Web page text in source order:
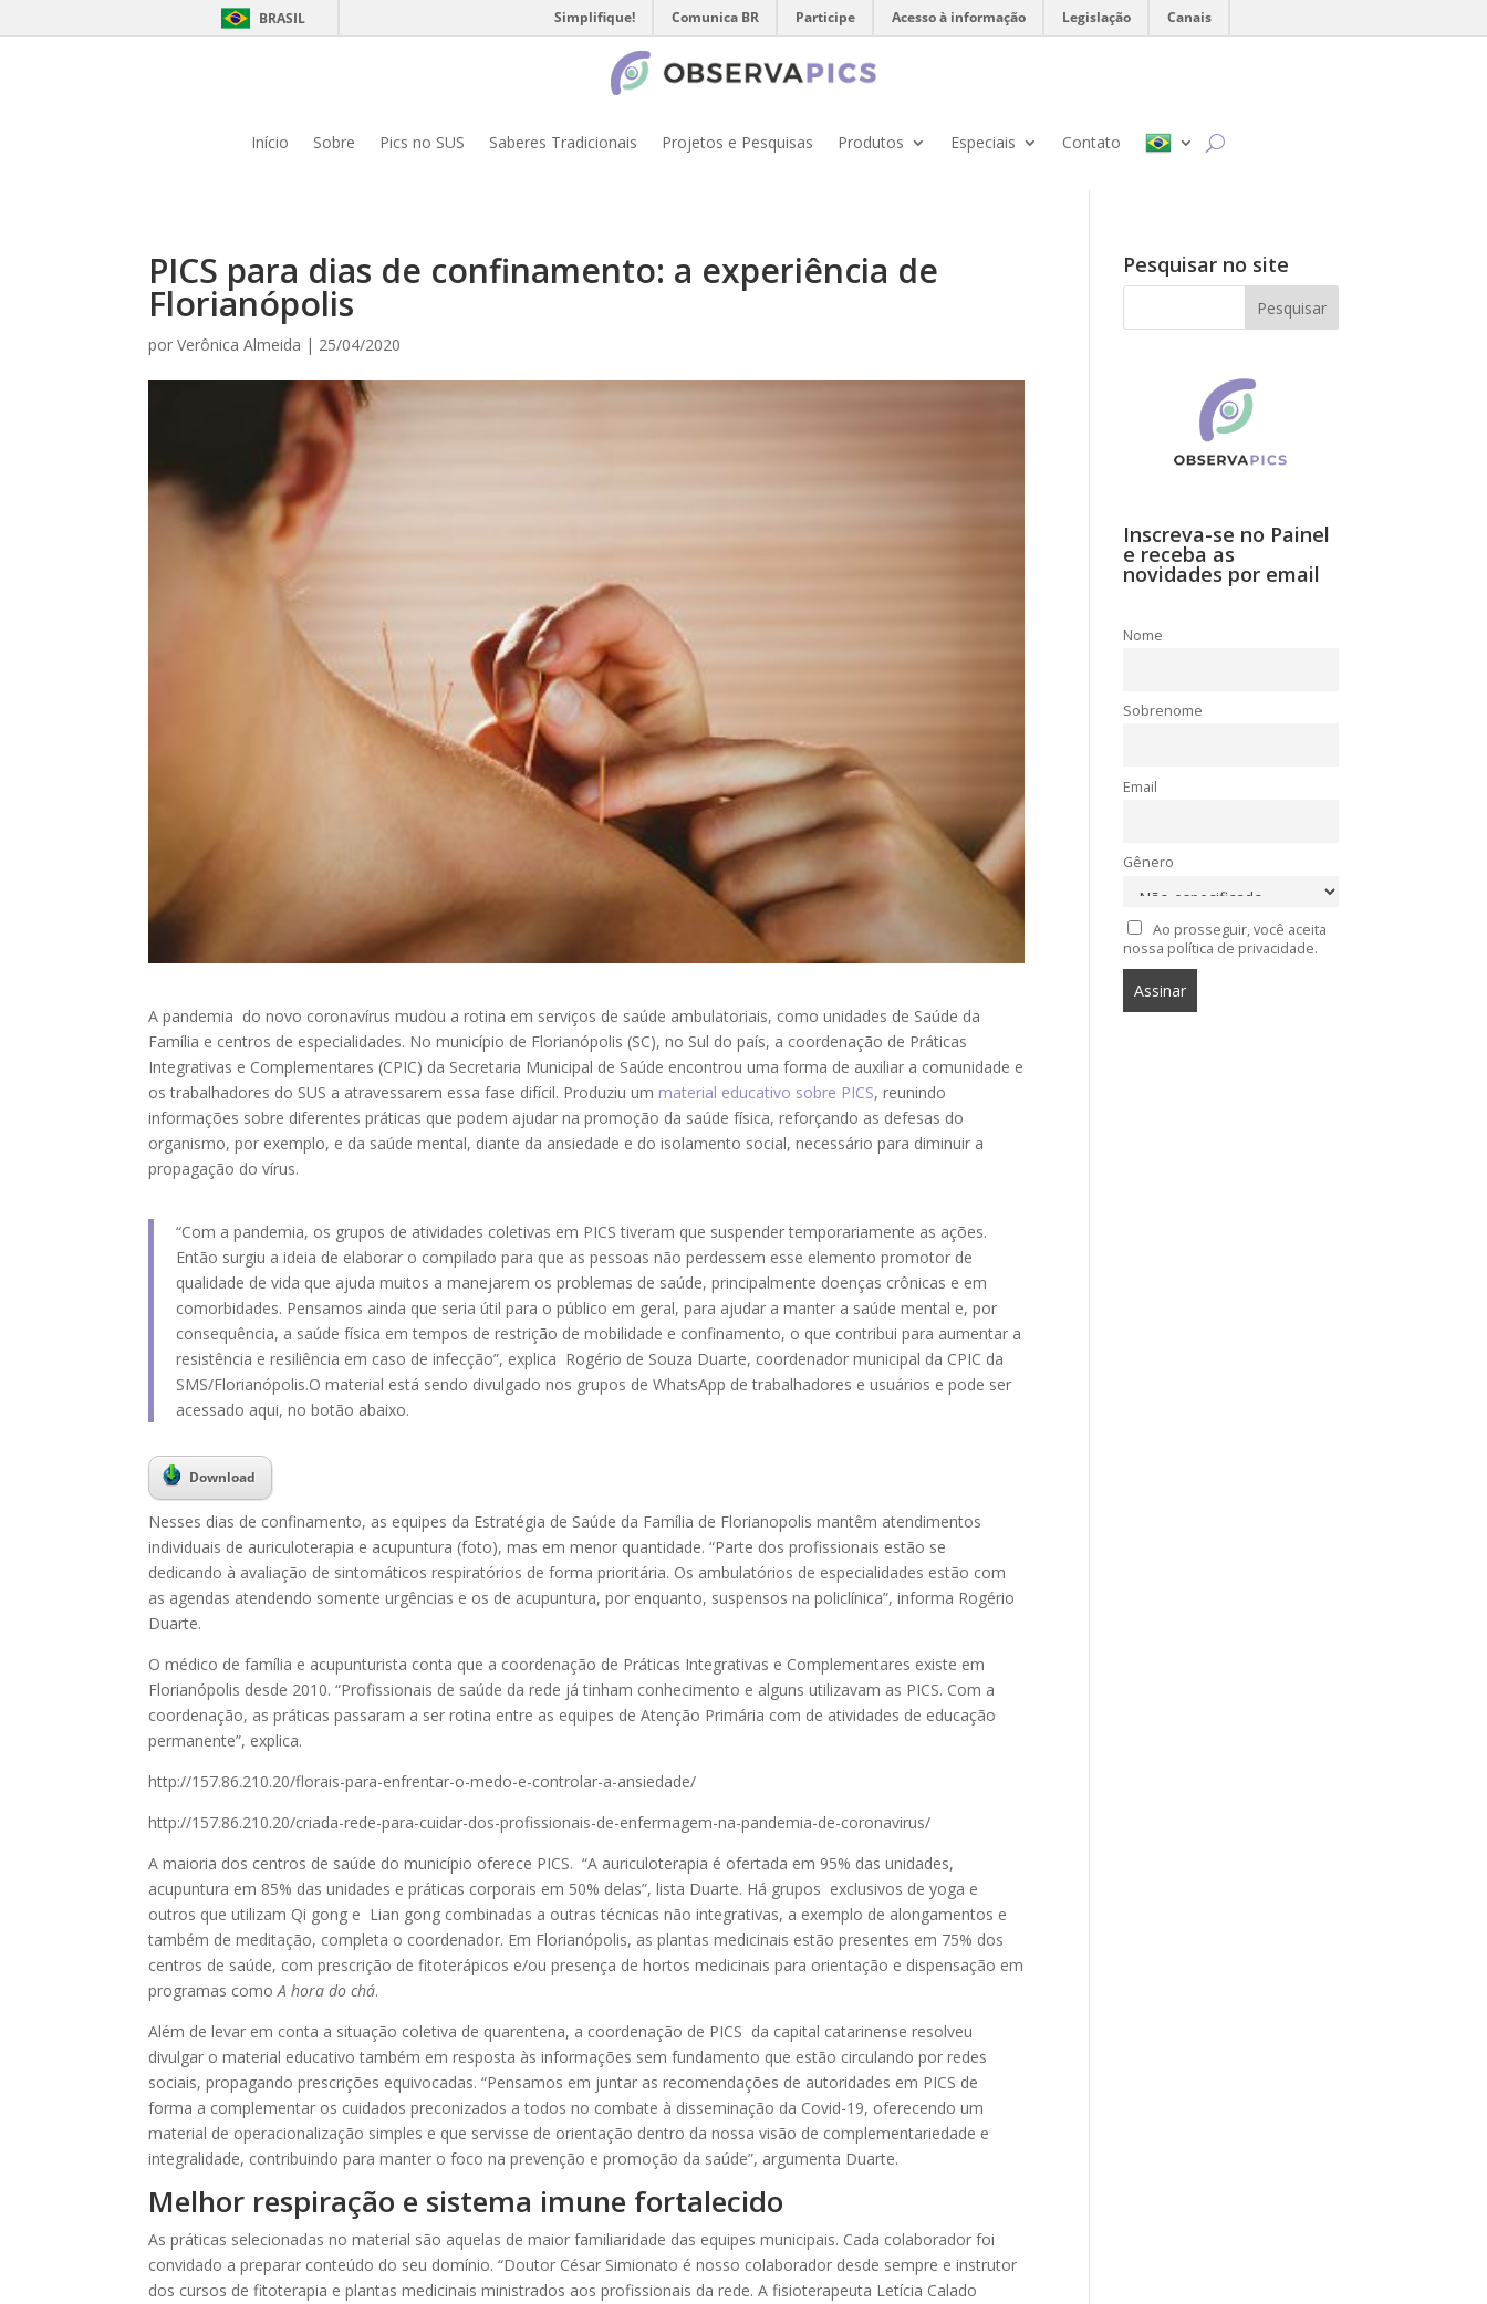
BRASIL Simplifique! Comunica BR Participe Acesso à informação Legislação Canais
Início Sobre Pics no SUS Saberes Tradicionais Projetos e Pesquisas Produtos Especiais Contato
PICS para dias de confinamento: a experiência de
Florianópolis
porVerônica Almeida | 25/04/2020
A pandemia do novo coronavírus mudou a rotina em serviços de saúde ambulatoriais, como unidades de Saúde da
Família e centros de especialidades. No município de Florianópolis (SC), no Sul do país, a coordenação de Práticas
Integrativas e Complementares (CPIC) da Secretaria Municipal de Saúde encontrou uma forma de auxiliar a comunidade e
os trabalhadores do SUS a atravessarem essa fase difícil. Produziu um material educativo sobre PICS, reunindo
informações sobre diferentes práticas que podem ajudar na promoção da saúde física, reforçando as defesas do
organismo, por exemplo, e da saúde mental, diante da ansiedade e do isolamento social, necessário para diminuir a
propagação do vírus.
“Com a pandemia, os grupos de atividades coletivas em PICS tiveram que suspender temporariamente as ações.
Então surgiu a ideia de elaborar o compilado para que as pessoas não perdessem esse elemento promotor de
qualidade de vida que ajuda muitos a manejarem os problemas de saúde, principalmente doenças crônicas e em
comorbidades. Pensamos ainda que seria útil para o público em geral, para ajudar a manter a saúde mental e, por
consequência, a saúde física em tempos de restrição de mobilidade e confinamento, o que contribui para aumentar a
resistência e resiliência em caso de infecção”, explica Rogério de Souza Duarte, coordenador municipal da CPIC da
SMS/Florianópolis.O material está sendo divulgado nos grupos de WhatsApp de trabalhadores e usuários e pode ser
acessado aqui, no botão abaixo.
Download
Nesses dias de confinamento, as equipes da Estratégia de Saúde da Família de Florianopolis mantêm atendimentos
individuais de auriculoterapia e acupuntura (foto), mas em menor quantidade. “Parte dos profissionais estão se
dedicando à avaliação de sintomáticos respiratórios de forma prioritária. Os ambulatórios de especialidades estão com
as agendas atendendo somente urgências e os de acupuntura, por enquanto, suspensos na policlínica”, informa Rogério
Duarte.
O médico de família e acupunturista conta que a coordenação de Práticas Integrativas e Complementares existe em
Florianópolis desde 2010. “Profissionais de saúde da rede já tinham conhecimento e alguns utilizavam as PICS. Com a
coordenação, as práticas passaram a ser rotina entre as equipes de Atenção Primária com de atividades de educação
permanente”, explica.
http://157.86.210.20/florais-para-enfrentar-o-medo-e-controlar-a-ansiedade/
http://157.86.210.20/criada-rede-para-cuidar-dos-profissionais-de-enfermagem-na-pandemia-de-coronavirus/
A maioria dos centros de saúde do município oferece PICS. “A auriculoterapia é ofertada em 95% das unidades,
acupuntura em 85% das unidades e práticas corporais em 50% delas”, lista Duarte. Há grupos exclusivos de yoga e
outros que utilizam Qi gong e Lian gong combinadas a outras técnicas não integrativas, a exemplo de alongamentos e
também de meditação, completa o coordenador. Em Florianópolis, as plantas medicinais estão presentes em 75% dos
centros de saúde, com prescrição de fitoterápicos e/ou presença de hortos medicinais para orientação e dispensação em
programas comoA hora do chá.
Além de levar em conta a situação coletiva de quarentena, a coordenação de PICS da capital catarinense resolveu
divulgar o material educativo também em resposta às informações sem fundamento que estão circulando por redes
sociais, propagando prescrições equivocadas. “Pensamos em juntar as recomendações de autoridades em PICS de
forma a complementar os cuidados preconizados a todos no combate à disseminação da Covid-19, oferecendo um
material de operacionalização simples e que servisse de orientação dentro da nossa visão de complementariedade e
integralidade, contribuindo para manter o foco na prevenção e promoção da saúde”, argumenta Duarte.
Melhor respiração e sistema imune fortalecido
As práticas selecionadas no material são aquelas de maior familiaridade das equipes municipais. Cada colaborador foi
convidado a preparar conteúdo do seu domínio. “Doutor César Simionato é nosso colaborador desde sempre e instrutor
dos cursos de fitoterapia e plantas medicinais ministrados aos profissionais da rede. A fisioterapeuta Letícia Calado
Pesquisar no site
Inscreva-se no Painel
e receba as
novidades por email
Nome
Sobrenome
Email
Gênero
Ao prosseguir, você aceita
nossa política de privacidade.